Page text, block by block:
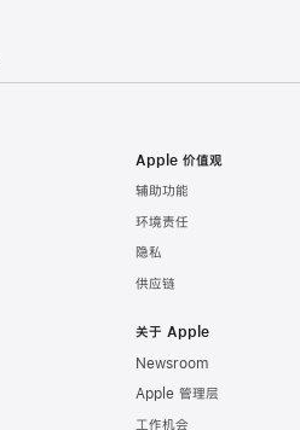
Apple 价值观
辅助功能
环境责任
隐私
供应链
关于 Apple
Newsroom
Apple 管理层
工作机会